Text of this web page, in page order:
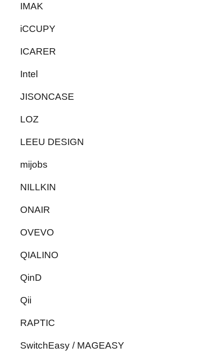
IMAK
iCCUPY
ICARER
Intel
JISONCASE
LOZ
LEEU DESIGN
mijobs
NILLKIN
ONAIR
OVEVO
QIALINO
QinD
Qii
RAPTIC
SwitchEasy / MAGEASY